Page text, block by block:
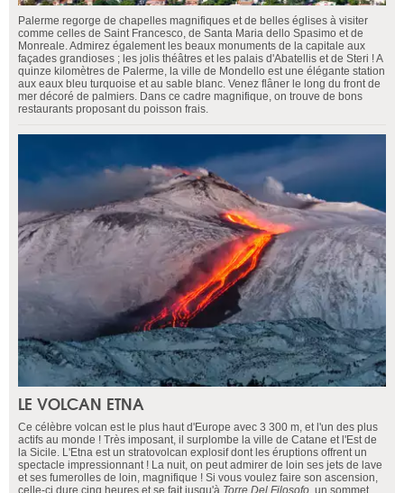
Palerme regorge de chapelles magnifiques et de belles églises à visiter
comme celles de Saint Francesco, de Santa Maria dello Spasimo et de
Monreale. Admirez également les beaux monuments de la capitale aux
façades grandioses ; les jolis théâtres et les palais d'Abatellis et de Steri ! A
quinze kilomètres de Palerme, la ville de Mondello est une élégante station
aux eaux bleu turquoise et au sable blanc. Venez flâner le long du front de
mer décoré de palmiers. Dans ce cadre magnifique, on trouve de bons
restaurants proposant du poisson frais.
LE VOLCAN ETNA
Ce célèbre volcan est le plus haut d'Europe avec 3 300 m, et l'un des plus
actifs au monde ! Très imposant, il surplombe la ville de Catane et l'Est de
la Sicile. L'Etna est un stratovolcan explosif dont les éruptions offrent un
spectacle impressionnant ! La nuit, on peut admirer de loin ses jets de lave
et ses fumerolles de loin, magnifique ! Si vous voulez faire son ascension,
celle-ci dure cinq heures et se fait jusqu'à Torre Del Filosofo, un sommet